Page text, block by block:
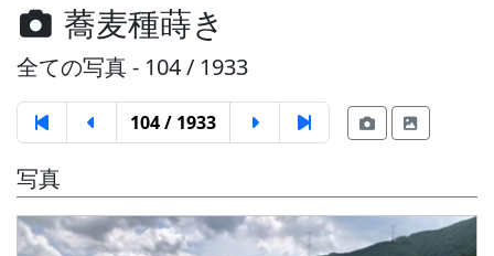
蕎麦種蒔き
全ての写真 - 104 / 1933
104 / 1933
写真